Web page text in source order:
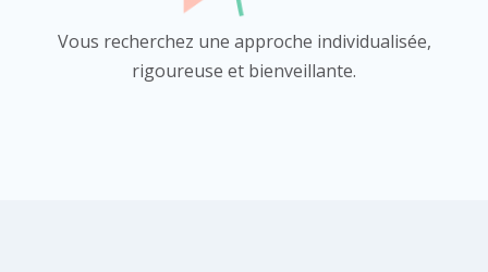
Vous recherchez une approche individualisée,
rigoureuse et bienveillante.